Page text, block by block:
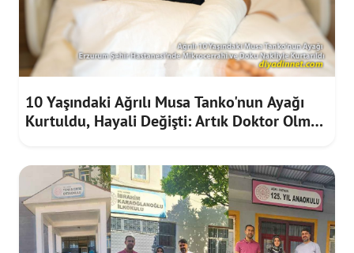
10 Yaşındaki Ağrılı Musa Tanko'nun Ayağı
Kurtuldu, Hayali Değişti: Artık Doktor Olmak